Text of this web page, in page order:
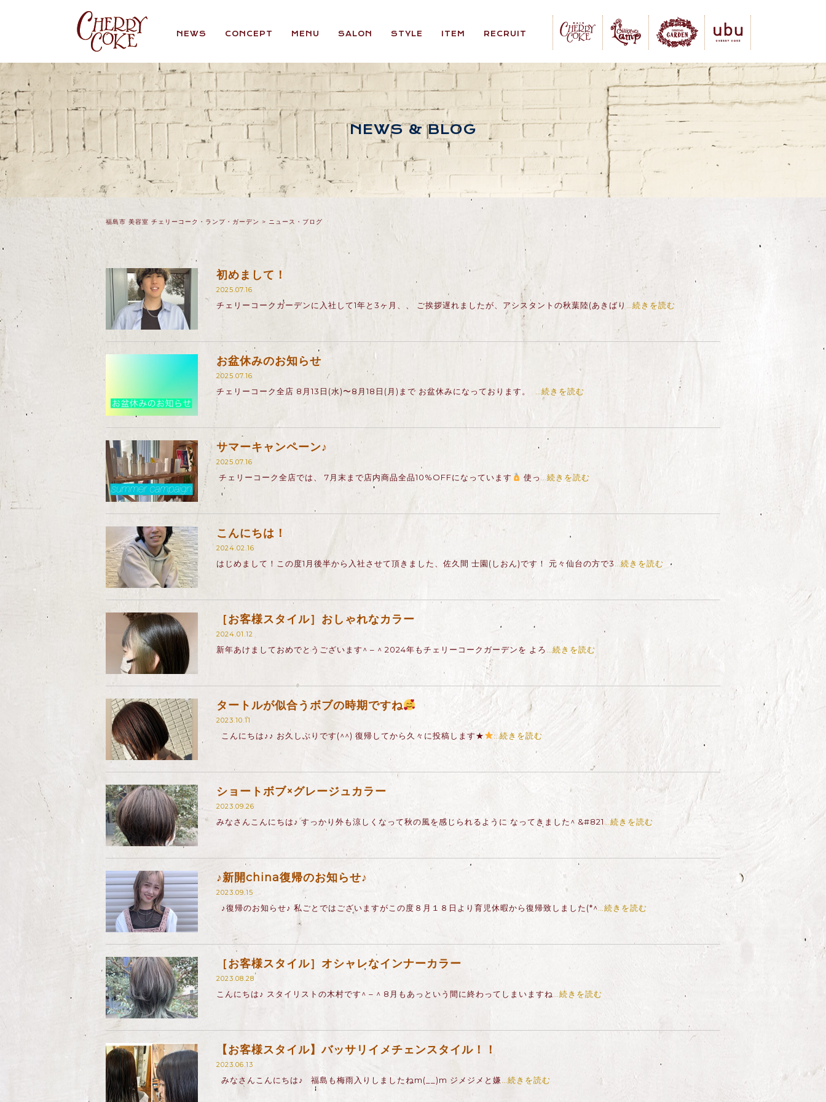
NEWS CONCEPT MENU SALON STYLE ITEM RECRUIT
NEWS & BLOG
福島市 美容室 チェリーコーク・ランプ・ガーデン > ニュース・ブログ
初めまして！
2025.07.16
チェリーコークガーデンに入社して1年と3ヶ月、、 ご挨拶遅れましたが、アシスタントの秋葉陸(あきばり …続きを読む
お盆休みのお知らせ
2025.07.16
チェリーコーク全店 8月13日(水)〜8月18日(月)まで お盆休みになっております。 …続きを読む
サマーキャンペーン♪
2025.07.16
チェリーコーク全店では、 7月末まで店内商品全品10%OFFになっています 使っ …続きを読む
こんにちは！
2024.02.16
はじめまして！この度1月後半から入社させて頂きました、佐久間 士園(しおん)です！ 元々仙台の方で3 …続きを読む
［お客様スタイル］おしゃれなカラー
2024.01.12
新年あけましておめでとうございます^ – ^ 2024年もチェリーコークガーデンを よろ …続きを読む
タートルが似合うボブの時期ですね
2023.10.11
こんにちは♪♪ お久しぶりです(^^) 復帰してから久々に投稿します★ …続きを読む
ショートボブ×グレージュカラー
2023.09.26
みなさんこんにちは♪ すっかり外も涼しくなって秋の風を感じられるように なってきました^ &#821 …続きを読む
♪新開china復帰のお知らせ♪
2023.09.15
♪復帰のお知らせ♪ 私ごとではございますが​この度８月１８日より育児休暇から復帰致しました(*^ …続きを読む
［お客様スタイル］オシャレなインナーカラー
2023.08.28
こんにちは♪ スタイリストの木村です^ – ^ 8月もあっという間に終わってしまいますね …続きを読む
【お客様スタイル】バッサリイメチェンスタイル！！
2023.06.13
みなさんこんにちは♪ 福島も梅雨入りしましたねm(__)m ジメジメと嫌 …続きを読む